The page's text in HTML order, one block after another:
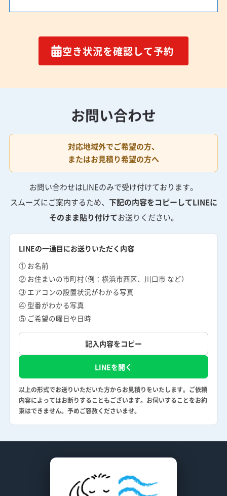
空き状況を確認して予約
お問い合わせ
対応地域外でご希望の方、
またはお見積り希望の方へ
お問い合わせはLINEのみで受け付けております。
スムーズにご案内するため、 下記の内容をコピーしてLINEに
そのまま貼り付けてお送りください。
LINEの一通目にお送りいただく内容
① お名前
② お住まいの市町村（例：横浜市西区、川口市 など）
③ エアコンの設置状況がわかる写真
④ 型番がわかる写真
⑤ ご希望の曜日や日時
記入内容をコピー
LINEを開く
以上の形式でお送りいただいた方からお見積りをいたします。ご依頼
内容によってはお断りすることもございます。お伺いすることをお約
束はできません。予めご容赦くださいませ。